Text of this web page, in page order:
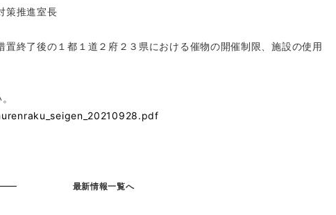
策推進室長
置終了後の１都１道２府２３県における催物の開催制限、施設の使用
最新情報一覧へ